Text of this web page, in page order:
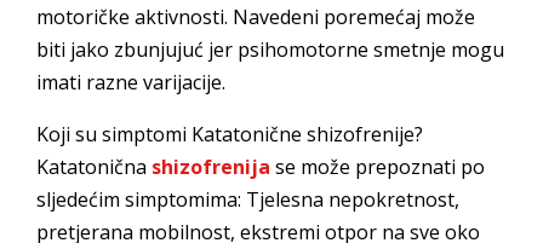
motoričke aktivnosti. Navedeni poremećaj može
biti jako zbunjujuć jer psihomotorne smetnje mogu
imati razne varijacije.
Koji su simptomi Katatonične shizofrenije?
Katatonična shizofrenija se može prepoznati po
sljedećim simptomima: Tjelesna nepokretnost,
pretjerana mobilnost, ekstremi otpor na sve oko